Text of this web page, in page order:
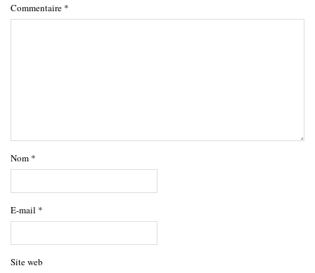
Commentaire *
Nom *
E-mail *
Site web